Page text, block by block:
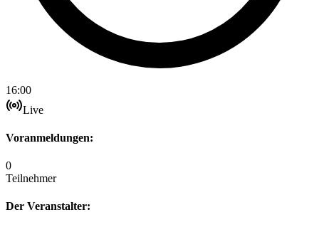
16:00
Live
Voranmeldungen:
0
Teilnehmer
Der Veranstalter: